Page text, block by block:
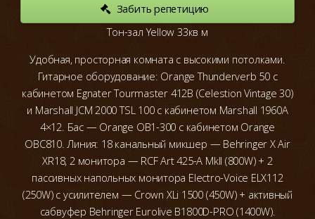
Забить репетицию
Тон-зал Yellow 33кв м
Удобная, просторная комната с высокими потолками.
Гитарное оборудование: Orange Thunderverb 50 с
кабинетом Egnater Tourmaster 412B (Celestion Vintage 30)
и Marshall JCM 2000 TSL 100 с кабинетом Marshall 1960A
4×12. Бас — Orange OB1-300 с кабинетом Orange
OBC810. Линия: 18 канальный микшер — Behringer X Air
XR18, 2 монитора — RCF Art 425-A MkII (800W) + 2
пассивных напольных монитора Electro-Voice ELX112
(250W) с усилителем — Crown XLi 1500 (450W) + активный
сабвуфер Behringer Eurolive B1800D-PRO (1400W).